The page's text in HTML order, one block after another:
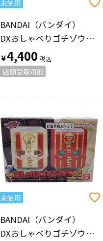
未使用
BANDAI（バンダイ）
DXおしゃべりゴチゾウセット04 仮面ライダーガヴ
￥4,400
店頭受取可能
未使用
BANDAI（バンダイ）
DXおしゃべりゴチゾウセット02 仮面ライダーガヴ